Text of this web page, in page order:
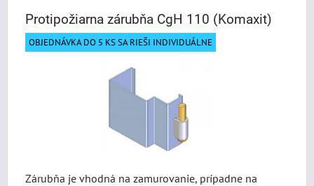
Protipožiarna zárubňa CgH 110 (Komaxit)
OBJEDNÁVKA DO 5 KS SA RIEŠI INDIVIDUÁLNE
Zárubňa je vhodná na zamurovanie, prípadne na